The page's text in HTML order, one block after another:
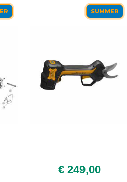
SUMMER
€ 249,00